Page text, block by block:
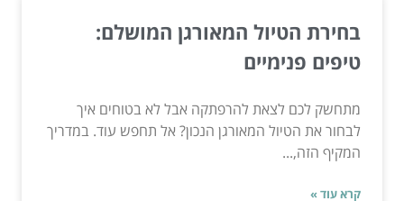
בחירת הטיול המאורגן המושלם:
טיפים פנימיים
מתחשק לכם לצאת להרפתקה אבל לא בטוחים איך
לבחור את הטיול המאורגן הנכון? אל תחפש עוד. במדריך
המקיף הזה,...
קרא עוד »